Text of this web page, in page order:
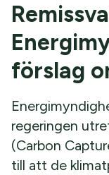
förslag
regeringen
(Carbon
till att de